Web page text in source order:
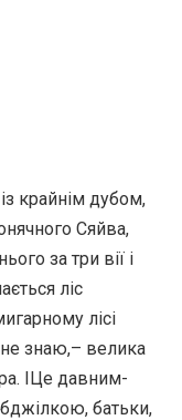
крайнім дубом,
Сяйва,
за три вії і
ліс
лісі
знаю,– велика
ІЦе давним-
батьки,